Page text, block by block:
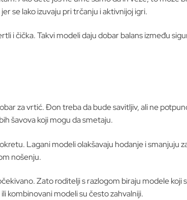
se lako izuvaju pri trčanju i aktivnijoj igri.
i čička. Takvi modeli daju dobar balans između
za vrtić. Đon treba da bude savitljiv, ali ne
šavova koji mogu da smetaju.
Lagani modeli olakšavaju hodanje i smanjuju
nošenju.
Zato roditelji s razlogom biraju modele koji
kombinovani modeli su često zahvalniji.